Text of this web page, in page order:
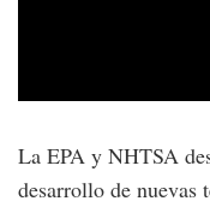
La EPA y NHTSA
desarrollo de nuevas